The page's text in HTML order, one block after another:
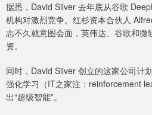
据悉，David Silver 去年底从谷歌
机构对激烈竞争。红杉资本合伙人
志不久就意图会面，英伟达、谷歌和微
资。
同时，David Silver 创立的这家公司计
强化学习（IT之家注：reinforcement
出“超级智能”。